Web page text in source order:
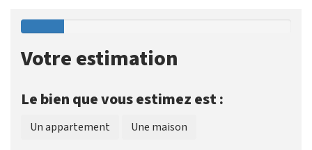
Votre estimation
Le bien que vous estimez est :
Un appartement Une maison